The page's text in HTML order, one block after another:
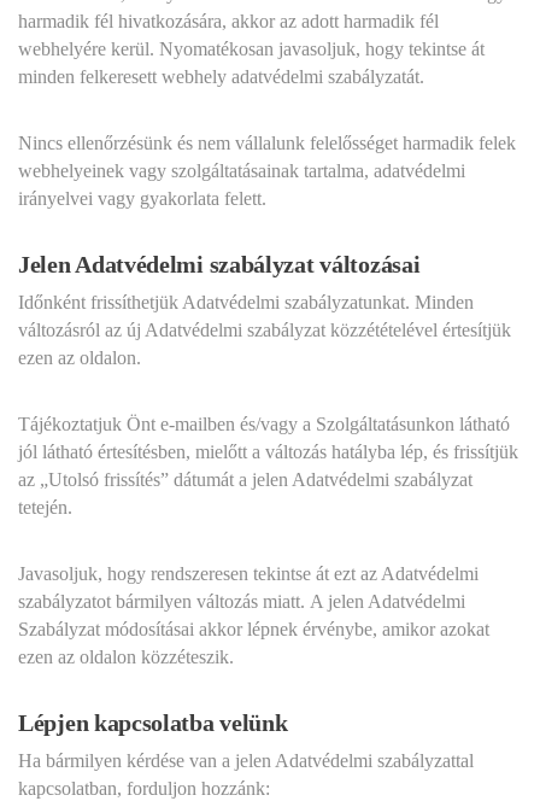
harmadik fél hivatkozására, akkor az adott harmadik fél
webhelyére kerül. Nyomatékosan javasoljuk, hogy tekintse át
minden felkeresett webhely adatvédelmi szabályzatát.
Nincs ellenőrzésünk és nem vállalunk felelősséget harmadik felek
webhelyeinek vagy szolgáltatásainak tartalma, adatvédelmi
irányelvei vagy gyakorlata felett.
Jelen Adatvédelmi szabályzat változásai
Időnként frissíthetjük Adatvédelmi szabályzatunkat. Minden
változásról az új Adatvédelmi szabályzat közzétételével értesítjük
ezen az oldalon.
Tájékoztatjuk Önt e-mailben és/vagy a Szolgáltatásunkon látható
jól látható értesítésben, mielőtt a változás hatályba lép, és frissítjük
az „Utolsó frissítés” dátumát a jelen Adatvédelmi szabályzat
tetején.
Javasoljuk, hogy rendszeresen tekintse át ezt az Adatvédelmi
szabályzatot bármilyen változás miatt. A jelen Adatvédelmi
Szabályzat módosításai akkor lépnek érvénybe, amikor azokat
ezen az oldalon közzéteszik.
Lépjen kapcsolatba velünk
Ha bármilyen kérdése van a jelen Adatvédelmi szabályzattal
kapcsolatban, forduljon hozzánk: